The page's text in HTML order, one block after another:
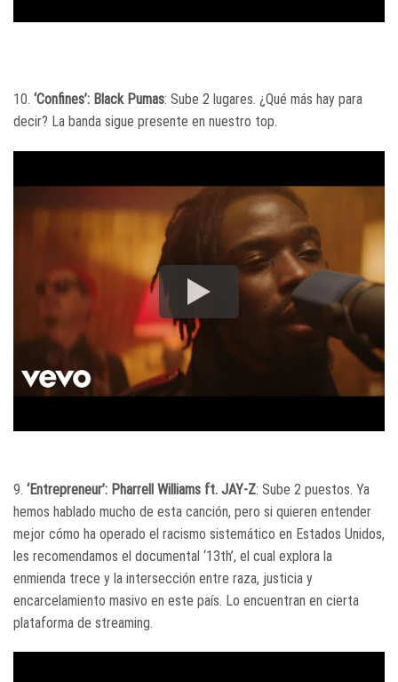
10. ‘Confines’: Black Pumas: Sube 2 lugares. ¿Qué más hay para
decir? La banda sigue presente en nuestro top.
9. ‘Entrepreneur’: Pharrell Williams ft. JAY-Z: Sube 2 puestos. Ya
hemos hablado mucho de esta canción, pero si quieren entender
mejor cómo ha operado el racismo sistemático en Estados Unidos,
les recomendamos el documental ‘13th’, el cual explora la
enmienda trece y la intersección entre raza, justicia y
encarcelamiento masivo en este país. Lo encuentran en cierta
plataforma de streaming.